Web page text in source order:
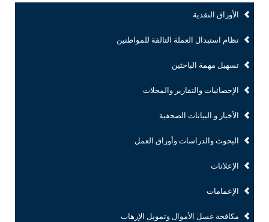
الأوراق النقدية
نظام استبدال العملة التالفة للمواطنين
تسهيل مهمة الباحثين
الإحصائيات والتقارير والمجلات
الأخبار و البيانات الصحفية
البحوث والدراسات وأوراق العمل
الإعلانات
الإعمامات
مكافحة غسل الأموال وتمويل الإرهاب